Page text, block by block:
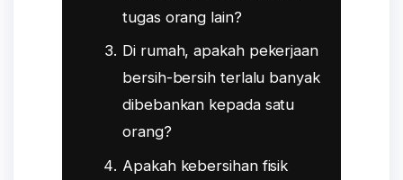
tugas orang lain?
Di rumah, apakah pekerjaan
bersih-bersih terlalu banyak
dibebankan kepada satu
orang?
Apakah kebersihan fisik